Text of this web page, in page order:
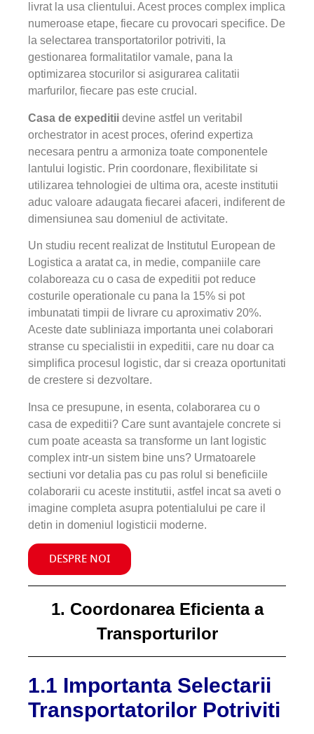
livrat la usa clientului. Acest proces complex implica
numeroase etape, fiecare cu provocari specifice. De
la selectarea transportatorilor potriviti, la
gestionarea formalitatilor vamale, pana la
optimizarea stocurilor si asigurarea calitatii
marfurilor, fiecare pas este crucial.
Casa de expeditii devine astfel un veritabil
orchestrator in acest proces, oferind expertiza
necesara pentru a armoniza toate componentele
lantului logistic. Prin coordonare, flexibilitate si
utilizarea tehnologiei de ultima ora, aceste institutii
aduc valoare adaugata fiecarei afaceri, indiferent de
dimensiunea sau domeniul de activitate.
Un studiu recent realizat de Institutul European de
Logistica a aratat ca, in medie, companiile care
colaboreaza cu o casa de expeditii pot reduce
costurile operationale cu pana la 15% si pot
imbunatati timpii de livrare cu aproximativ 20%.
Aceste date subliniaza importanta unei colaborari
stranse cu specialistii in expeditii, care nu doar ca
simplifica procesul logistic, dar si creaza oportunitati
de crestere si dezvoltare.
Insa ce presupune, in esenta, colaborarea cu o
casa de expeditii? Care sunt avantajele concrete si
cum poate aceasta sa transforme un lant logistic
complex intr-un sistem bine uns? Urmatoarele
sectiuni vor detalia pas cu pas rolul si beneficiile
colaborarii cu aceste institutii, astfel incat sa aveti o
imagine completa asupra potentialului pe care il
detin in domeniul logisticii moderne.
DESPRE NOI
1. Coordonarea Eficienta a
Transporturilor
1.1 Importanta Selectarii
Transportatorilor Potriviti